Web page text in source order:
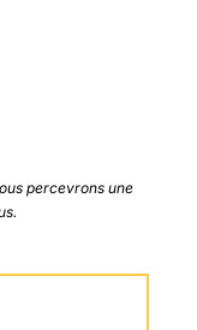
percevrons une